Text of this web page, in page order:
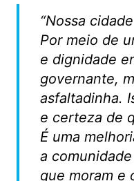
“Nossa
Por meio de
e dignidade
governante,
asfaltadinha.
e certeza de
É uma
a
que moram e